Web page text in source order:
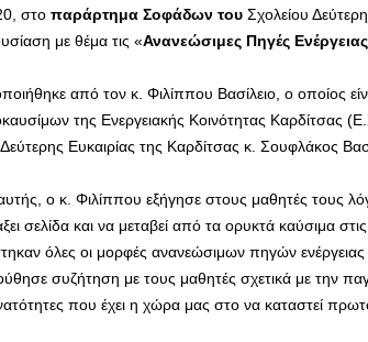
στο παράρτημα Σοφάδων του Σχολείου
με θέμα τις «Ανανεώσιμες Πηγές Ενέργειας
από τον κ. Φιλίππου Βασίλειο, ο οποίος
της Ενεργειακής Κοινότητας
Ευκαιρίας της Καρδίτσας κ. Σουφλάκος
ο κ. Φιλίππου εξήγησε στους μαθητές τους
σελίδα και να μεταβεί από τα ορυκτά καύσιμα
όλες οι μορφές ανανεώσιμων πηγών ενέργειας
συζήτηση με τους μαθητές σχετικά με την
που έχει η χώρα μας στο να καταστεί